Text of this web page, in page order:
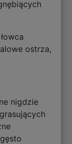
ostrza,
nigdzie